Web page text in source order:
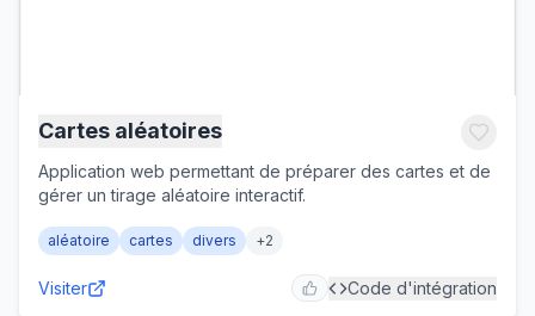
Cartes aléatoires
Application web permettant de préparer des cartes et de
gérer un tirage aléatoire interactif.
aléatoire cartes divers +2
Visiter Code d'intégration